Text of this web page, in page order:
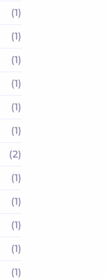
(1)
(1)
(1)
(1)
(1)
(1)
(2)
(1)
(1)
(1)
(1)
(1)